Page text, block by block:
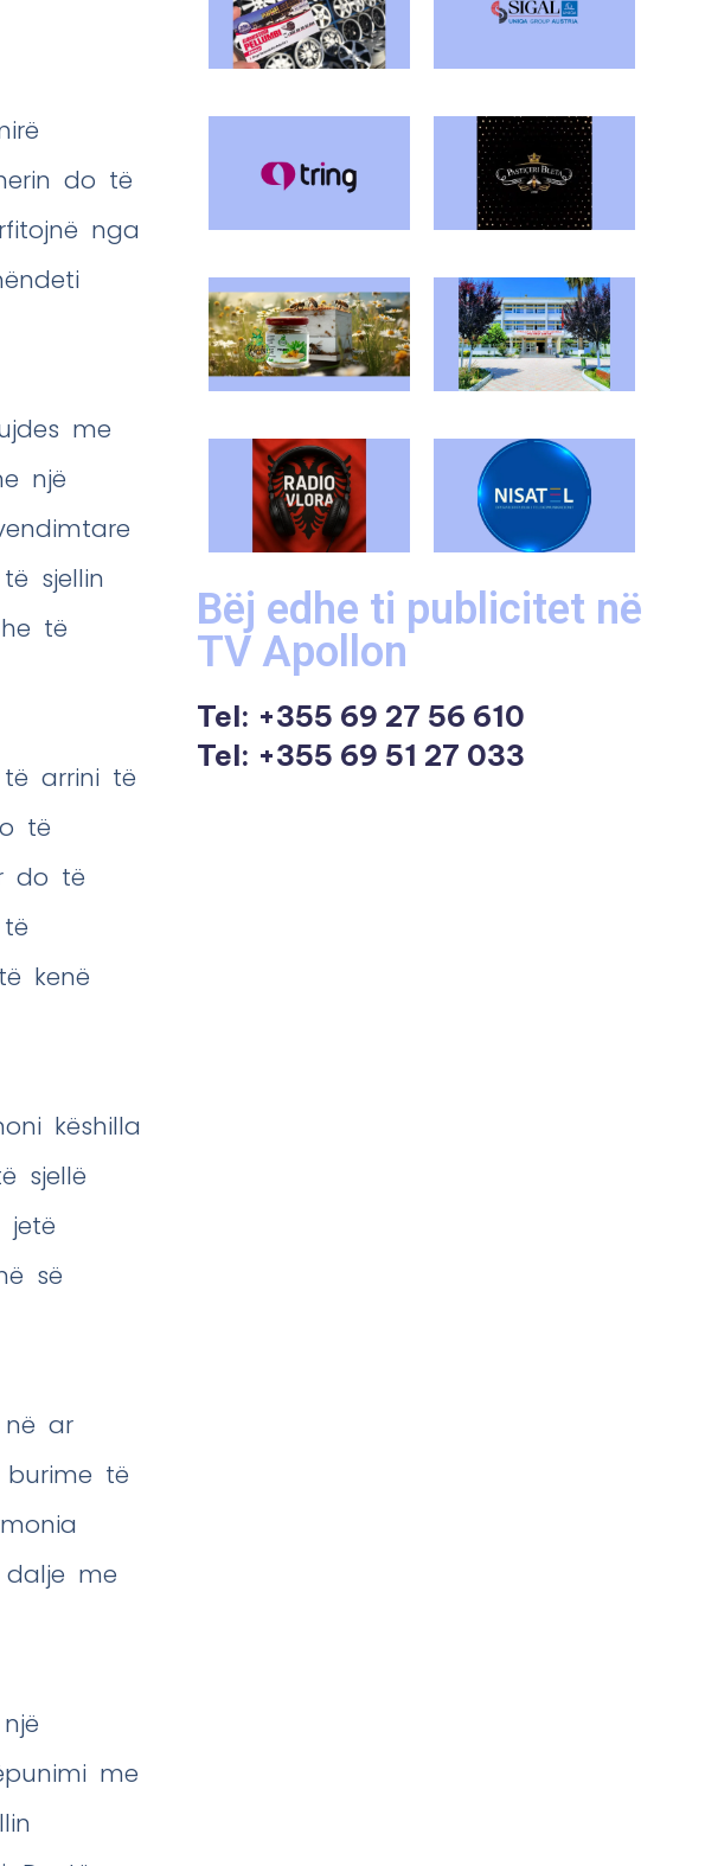
do të
nga
me
një
sjellin
të
arrini të
të
do të
kenë
këshilla
sjellë
jetë
së
në ar
të
me
me
Bëj edhe ti publicitet në
TV Apollon
Tel: +355 69 27 56 610
Tel: +355 69 51 27 033